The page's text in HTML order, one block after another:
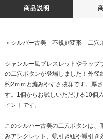
商品説明
＜シルバー古美 不規則変形 二穴
シャンルー風ブレスレットやラップ
の二穴ボタンが登場しました！外径
約2ｍｍと編みやすさ抜群です。厚
す。1個からお試しいただける10個
イントです。
このシルバー古美の二穴ボタンは
みアンクレット、蝋引き紐や蝋引き